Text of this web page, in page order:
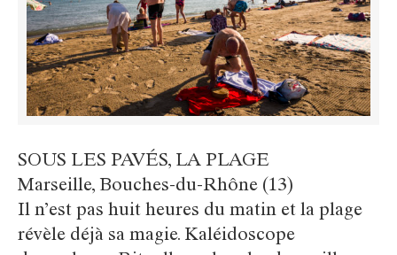
SOUS LES PAVÉS, LA PLAGE
Marseille, Bouches-du-Rhône (13)
Il n’est pas huit heures du matin et la plage
révèle déjà sa magie. Kaléidoscope